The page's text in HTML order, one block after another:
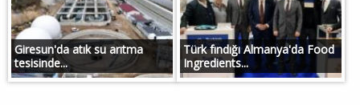
Giresun'da atık su arıtma
tesisinde...
Türk fındığı Almanya'da Food
Ingredients...